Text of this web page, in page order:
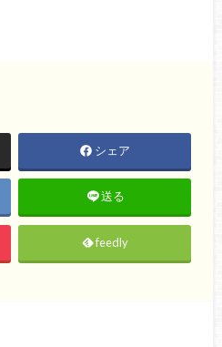
シェア
送る
feedly